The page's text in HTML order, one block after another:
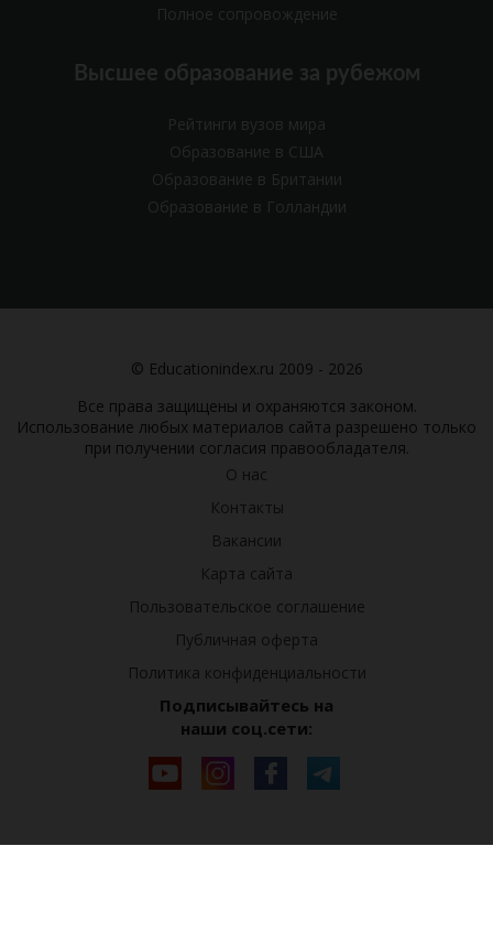
Полное сопровождение
Высшее образование за рубежом
Рейтинги вузов мира
Образование в США
Образование в Британии
Образование в Голландии
© Educationindex.ru 2009 - 2026
Все права защищены и охраняются законом.
Использование любых материалов сайта разрешено только
при получении согласия правообладателя.
О нас
Контакты
Вакансии
Карта сайта
Пользовательское соглашение
Публичная оферта
Политика конфиденциальности
Подписывайтесь на
наши соц.сети: